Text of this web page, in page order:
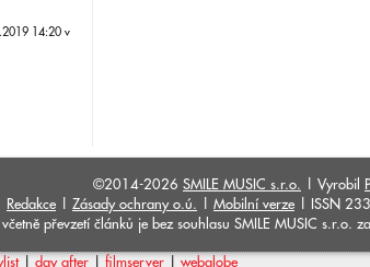
14:20 v
©2014-2026 SMILE MUSIC s.r.o. | Vyrobil
Redakce Zásady ochrany o.ú. Mobilní verze | ISSN
převzetí článků je bez souhlasu SMILE MUSIC s.r.o.
| day after filmserver webglobe